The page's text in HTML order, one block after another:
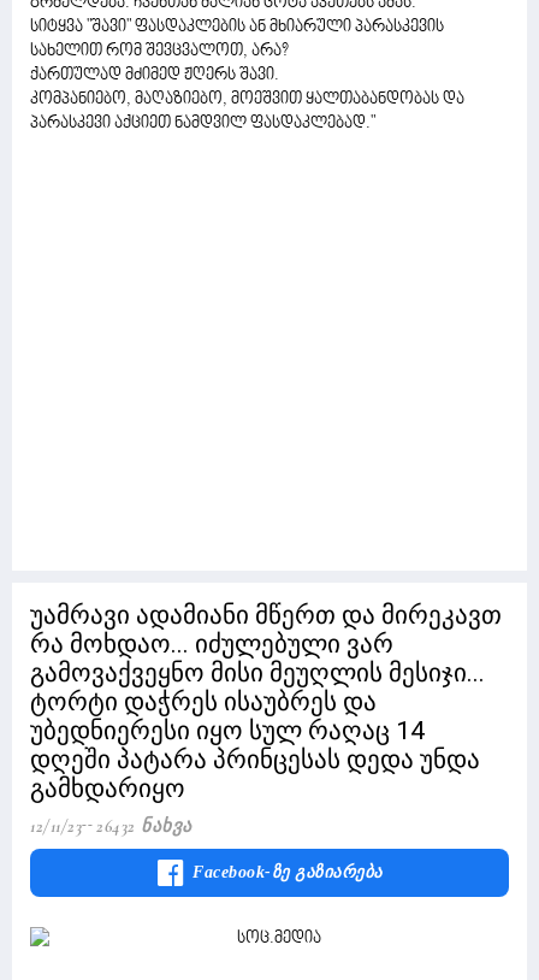
სიტყვა "შავი" ფასდაკლების ან მხიარული პარასკევის
სახელით რომ შევცვალოთ, არა?
ქართულად მძიმედ ჟღერს შავი.
კომპანიებო, მაღაზიებო, მოეშვით ყალთაბანდობას და
პარასკევი აქციეთ ნამდვილ ფასდაკლებად."
უამრავი ადამიანი მწერთ და მირეკავთ
რა მოხდაო... იძულებული ვარ
გამოვაქვეყნო მისი მეუღლის მესიჯი...
ტორტი დაჭრეს ისაუბრეს და
უბედნიერესი იყო სულ რაღაც 14
დღეში პატარა პრინცესას დედა უნდა
გამხდარიყო
12/11/23 26432 Ნახვა
Facebook-Ზე Გაზიარება